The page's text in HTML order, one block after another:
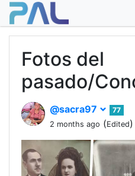
Fotos del
pasado/
@sacra97
77
2 months ago (Edited)